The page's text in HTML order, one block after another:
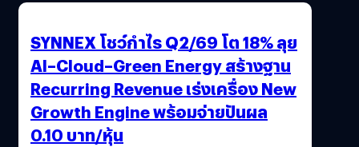
SYNNEX โชว์กำไร Q2/69 โต 18% ลุย
AI–Cloud–Green Energy สร้างฐาน
Recurring Revenue เร่งเครื่อง New
Growth Engine พร้อมจ่ายปันผล
0.10 บาท/หุ้น